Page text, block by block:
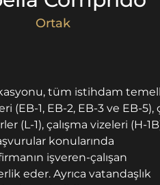
Ortak
tüm istihdam
(EB-1, EB-2, EB-3 ve EB-5),
(L-1), çalışma vizeleri (H-
konularında
işveren-çalışan
eder. Ayrıca vatandaşlık